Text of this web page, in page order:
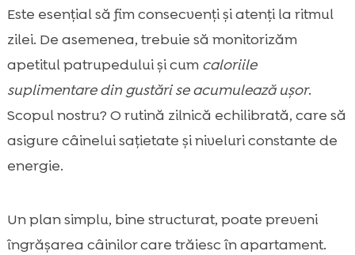
Este esențial să fim consecvenți și atenți la ritmul
zilei. De asemenea, trebuie să monitorizăm
apetitul patrupedului și cum caloriile
suplimentare din gustări se acumulează ușor.
Scopul nostru? O rutină zilnică echilibrată, care să
asigure câinelui sațietate și niveluri constante de
energie.
Un plan simplu, bine structurat, poate preveni
îngrășarea câinilor care trăiesc în apartament.